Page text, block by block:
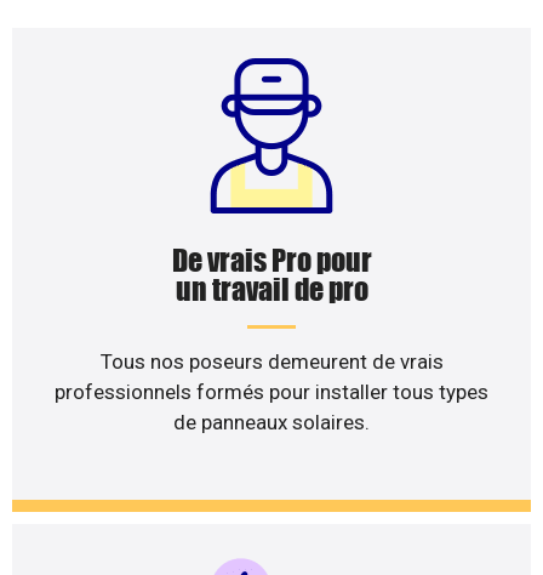
De vrais Pro pour
un travail de pro
Tous nos poseurs demeurent de vrais
professionnels formés pour installer tous types
de panneaux solaires.